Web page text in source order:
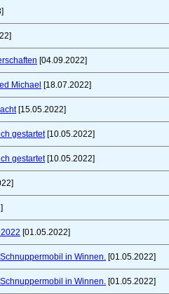
[04.09.2022]
Michael [18.07.2022]
[15.05.2022]
gestartet[10.05.2022]
gestartet[10.05.2022]
[01.05.2022]
in Winnen. [01.05.2022]
in Winnen. [01.05.2022]